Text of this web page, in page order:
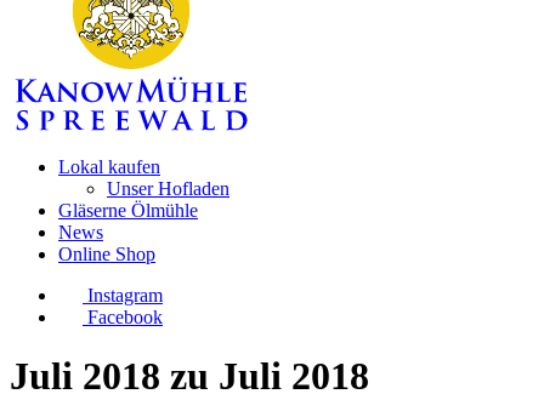
Lokal kaufen
Unser Hofladen
Gläserne Ölmühle
News
Online Shop
Instagram
Facebook
Juli 2018 zu Juli 2018